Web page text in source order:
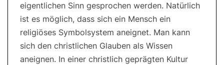
eigentlichen Sinn gesprochen werden. Natürlich
ist es möglich, dass sich ein Mensch ein
religiöses Symbolsystem aneignet. Man kann
sich den christlichen Glauben als Wissen
aneignen. In einer christlich geprägten Kultur